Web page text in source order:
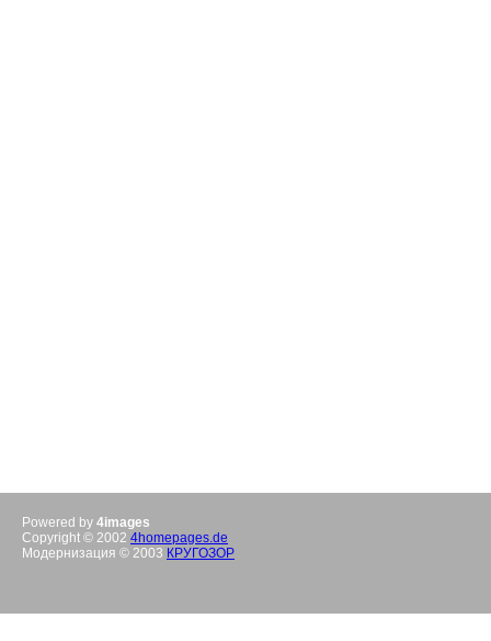
Powered by 4images
Copyright © 2002 4homepages.de
Модернизация © 2003 КРУГОЗОР